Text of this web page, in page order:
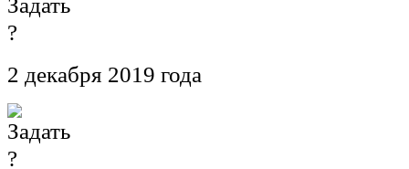
2 декабря 2019 года